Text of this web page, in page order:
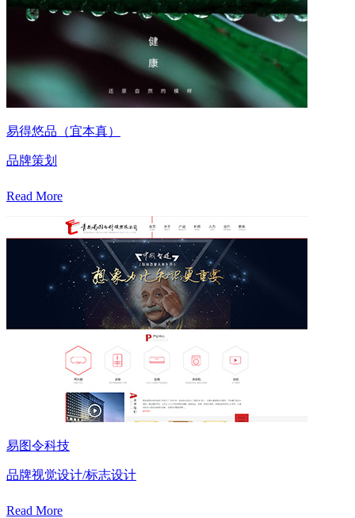
易得悠品（宜本真）
品牌策划
Read More
易图令科技
品牌视觉设计/标志设计
Read More